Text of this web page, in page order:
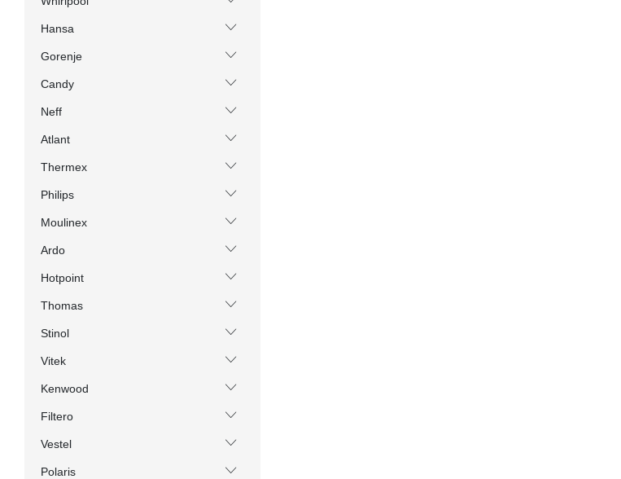
Hansa
Gorenje
Candy
Neff
Atlant
Thermex
Philips
Moulinex
Ardo
Hotpoint
Thomas
Stinol
Vitek
Kenwood
Filtero
Vestel
Polaris